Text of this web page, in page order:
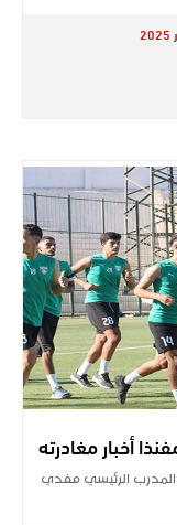
أخبار مغادرته
الرئيسي مفدي